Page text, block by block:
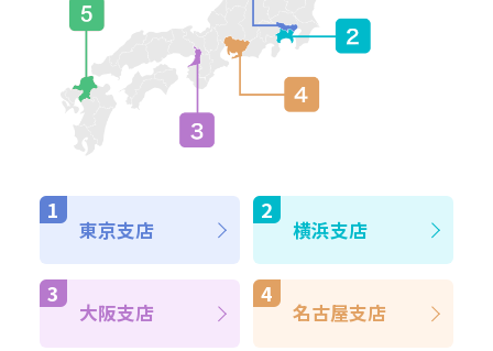
東京支店 横浜支店
大阪支店 名古屋支店